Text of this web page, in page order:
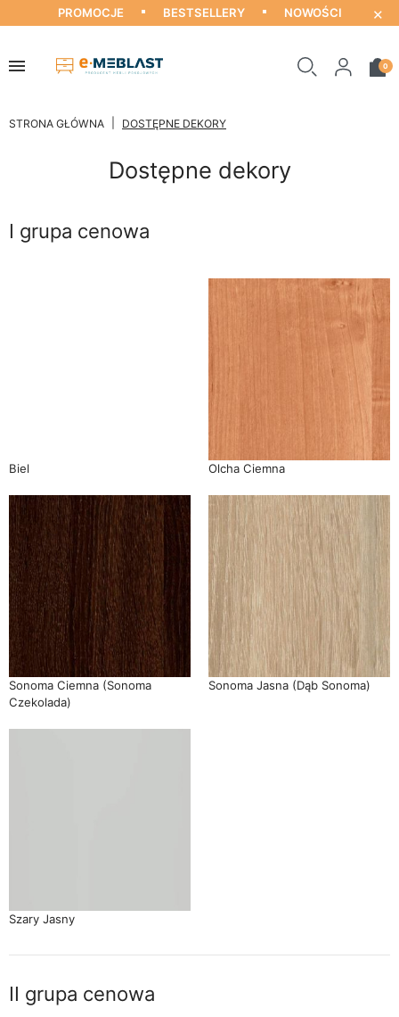
PROMOCJE BESTSELLERY NOWOŚCI ×
0
STRONA GŁÓWNA DOSTĘPNE DEKORY
Dostępne dekory
I grupa cenowa
Biel Olcha Ciemna
Sonoma Ciemna (Sonoma
Czekolada)
Sonoma Jasna (Dąb Sonoma)
Szary Jasny
II grupa cenowa